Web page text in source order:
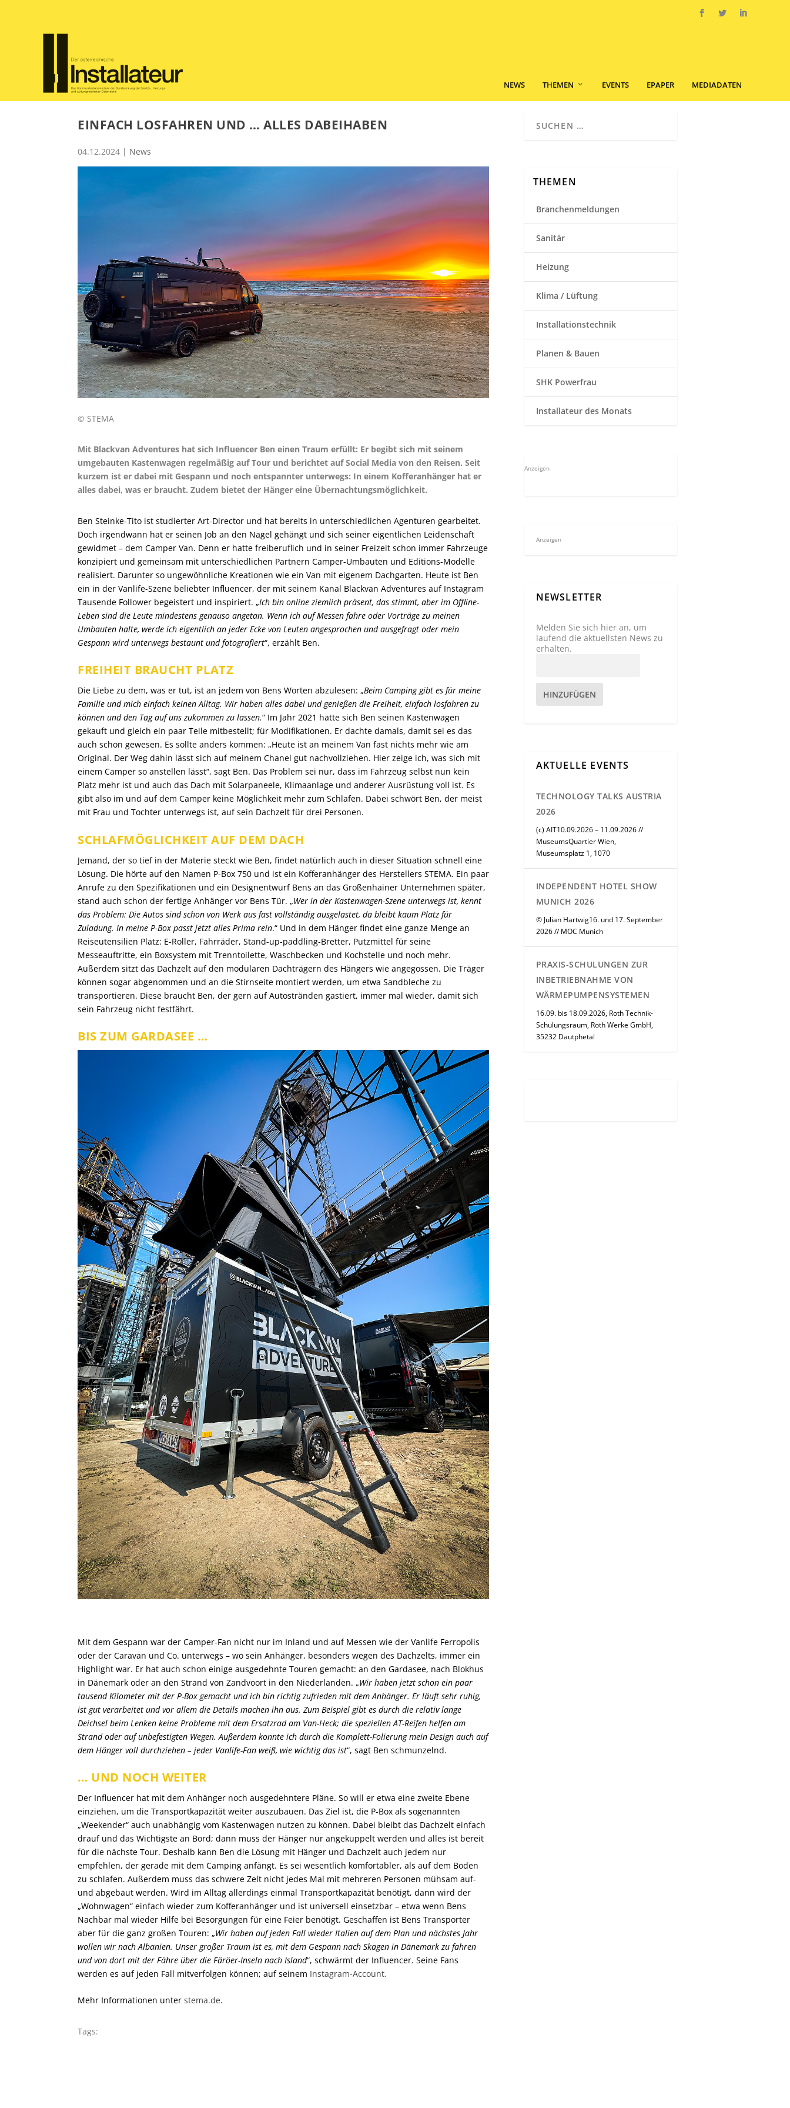
NEWS THEMEN EVENTS EPAPER MEDIADATEN
EINFACH LOSFAHREN UND … ALLES DABEIHABEN
04.12.2024 | News
© STEMA
Mit Blackvan Adventures hat sich Influencer Ben einen Traum erfüllt: Er begibt sich mit seinem
umgebauten Kastenwagen regelmäßig auf Tour und berichtet auf Social Media von den Reisen. Seit
kurzem ist er dabei mit Gespann und noch entspannter unterwegs: In einem Kofferanhänger hat er
alles dabei, was er braucht. Zudem bietet der Hänger eine Übernachtungsmöglichkeit.
Ben Steinke-Tito ist studierter Art-Director und hat bereits in unterschiedlichen Agenturen gearbeitet.
Doch irgendwann hat er seinen Job an den Nagel gehängt und sich seiner eigentlichen Leidenschaft
gewidmet – dem Camper Van. Denn er hatte freiberuflich und in seiner Freizeit schon immer Fahrzeuge
konzipiert und gemeinsam mit unterschiedlichen Partnern Camper-Umbauten und Editions-Modelle
realisiert. Darunter so ungewöhnliche Kreationen wie ein Van mit eigenem Dachgarten. Heute ist Ben
ein in der Vanlife-Szene beliebter Influencer, der mit seinem Kanal Blackvan Adventures auf Instagram
Tausende Follower begeistert und inspiriert. „Ich bin online ziemlich präsent, das stimmt, aber im Offline-
Leben sind die Leute mindestens genauso angetan. Wenn ich auf Messen fahre oder Vorträge zu meinen
Umbauten halte, werde ich eigentlich an jeder Ecke von Leuten angesprochen und ausgefragt oder mein
Gespann wird unterwegs bestaunt und fotografiert“, erzählt Ben.
FREIHEIT BRAUCHT PLATZ
Die Liebe zu dem, was er tut, ist an jedem von Bens Worten abzulesen: „Beim Camping gibt es für meine
Familie und mich einfach keinen Alltag. Wir haben alles dabei und genießen die Freiheit, einfach losfahren zu
können und den Tag auf uns zukommen zu lassen.“ Im Jahr 2021 hatte sich Ben seinen Kastenwagen
gekauft und gleich ein paar Teile mitbestellt; für Modifikationen. Er dachte damals, damit sei es das
auch schon gewesen. Es sollte anders kommen: „Heute ist an meinem Van fast nichts mehr wie am
Original. Der Weg dahin lässt sich auf meinem Chanel gut nachvollziehen. Hier zeige ich, was sich mit
einem Camper so anstellen lässt“, sagt Ben. Das Problem sei nur, dass im Fahrzeug selbst nun kein
Platz mehr ist und auch das Dach mit Solarpaneele, Klimaanlage und anderer Ausrüstung voll ist. Es
gibt also im und auf dem Camper keine Möglichkeit mehr zum Schlafen. Dabei schwört Ben, der meist
mit Frau und Tochter unterwegs ist, auf sein Dachzelt für drei Personen.
SCHLAFMÖGLICHKEIT AUF DEM DACH
Jemand, der so tief in der Materie steckt wie Ben, findet natürlich auch in dieser Situation schnell eine
Lösung. Die hörte auf den Namen P-Box 750 und ist ein Kofferanhänger des Herstellers STEMA. Ein paar
Anrufe zu den Spezifikationen und ein Designentwurf Bens an das Großenhainer Unternehmen später,
stand auch schon der fertige Anhänger vor Bens Tür. „Wer in der Kastenwagen-Szene unterwegs ist, kennt
das Problem: Die Autos sind schon von Werk aus fast vollständig ausgelastet, da bleibt kaum Platz für
Zuladung. In meine P-Box passt jetzt alles Prima rein.“ Und in dem Hänger findet eine ganze Menge an
Reiseutensilien Platz: E-Roller, Fahrräder, Stand-up-paddling-Bretter, Putzmittel für seine
Messeauftritte, ein Boxsystem mit Trenntoilette, Waschbecken und Kochstelle und noch mehr.
Außerdem sitzt das Dachzelt auf den modularen Dachträgern des Hängers wie angegossen. Die Träger
können sogar abgenommen und an die Stirnseite montiert werden, um etwa Sandbleche zu
transportieren. Diese braucht Ben, der gern auf Autostränden gastiert, immer mal wieder, damit sich
sein Fahrzeug nicht festfährt.
BIS ZUM GARDASEE …
Mit dem Gespann war der Camper-Fan nicht nur im Inland und auf Messen wie der Vanlife Ferropolis
oder der Caravan und Co. unterwegs – wo sein Anhänger, besonders wegen des Dachzelts, immer ein
Highlight war. Er hat auch schon einige ausgedehnte Touren gemacht: an den Gardasee, nach Blokhus
in Dänemark oder an den Strand von Zandvoort in den Niederlanden. „Wir haben jetzt schon ein paar
tausend Kilometer mit der P-Box gemacht und ich bin richtig zufrieden mit dem Anhänger. Er läuft sehr ruhig,
ist gut verarbeitet und vor allem die Details machen ihn aus. Zum Beispiel gibt es durch die relativ lange
Deichsel beim Lenken keine Probleme mit dem Ersatzrad am Van-Heck; die speziellen AT-Reifen helfen am
Strand oder auf unbefestigten Wegen. Außerdem konnte ich durch die Komplett-Folierung mein Design auch auf
dem Hänger voll durchziehen – jeder Vanlife-Fan weiß, wie wichtig das ist“, sagt Ben schmunzelnd.
… UND NOCH WEITER
Der Influencer hat mit dem Anhänger noch ausgedehntere Pläne. So will er etwa eine zweite Ebene
einziehen, um die Transportkapazität weiter auszubauen. Das Ziel ist, die P-Box als sogenannten
„Weekender“ auch unabhängig vom Kastenwagen nutzen zu können. Dabei bleibt das Dachzelt einfach
drauf und das Wichtigste an Bord; dann muss der Hänger nur angekuppelt werden und alles ist bereit
für die nächste Tour. Deshalb kann Ben die Lösung mit Hänger und Dachzelt auch jedem nur
empfehlen, der gerade mit dem Camping anfängt. Es sei wesentlich komfortabler, als auf dem Boden
zu schlafen. Außerdem muss das schwere Zelt nicht jedes Mal mit mehreren Personen mühsam auf-
und abgebaut werden. Wird im Alltag allerdings einmal Transportkapazität benötigt, dann wird der
„Wohnwagen“ einfach wieder zum Kofferanhänger und ist universell einsetzbar – etwa wenn Bens
Nachbar mal wieder Hilfe bei Besorgungen für eine Feier benötigt. Geschaffen ist Bens Transporter
aber für die ganz großen Touren: „Wir haben auf jeden Fall wieder Italien auf dem Plan und nächstes Jahr
wollen wir nach Albanien. Unser großer Traum ist es, mit dem Gespann nach Skagen in Dänemark zu fahren
und von dort mit der Fähre über die Färöer-Inseln nach Island“, schwärmt der Influencer. Seine Fans
werden es auf jeden Fall mitverfolgen können; auf seinem Instagram-Account.
Mehr Informationen unter stema.de.
Tags:
THEMEN
Branchenmeldungen
Sanitär
Heizung
Klima / Lüftung
Installationstechnik
Planen & Bauen
SHK Powerfrau
Installateur des Monats
Anzeigen
Anzeigen
NEWSLETTER
Melden Sie sich hier an, um
laufend die aktuellsten News zu
erhalten.
HINZUFÜGEN
AKTUELLE EVENTS
TECHNOLOGY TALKS AUSTRIA
2026
(c) AIT10.09.2026 – 11.09.2026 //
MuseumsQuartier Wien,
Museumsplatz 1, 1070
INDEPENDENT HOTEL SHOW
MUNICH 2026
© Julian Hartwig16. und 17. September
2026 // MOC Munich
PRAXIS-SCHULUNGEN ZUR
INBETRIEBNAHME VON
WÄRMEPUMPENSYSTEMEN
16.09. bis 18.09.2026, Roth Technik-
Schulungsraum, Roth Werke GmbH,
35232 Dautphetal